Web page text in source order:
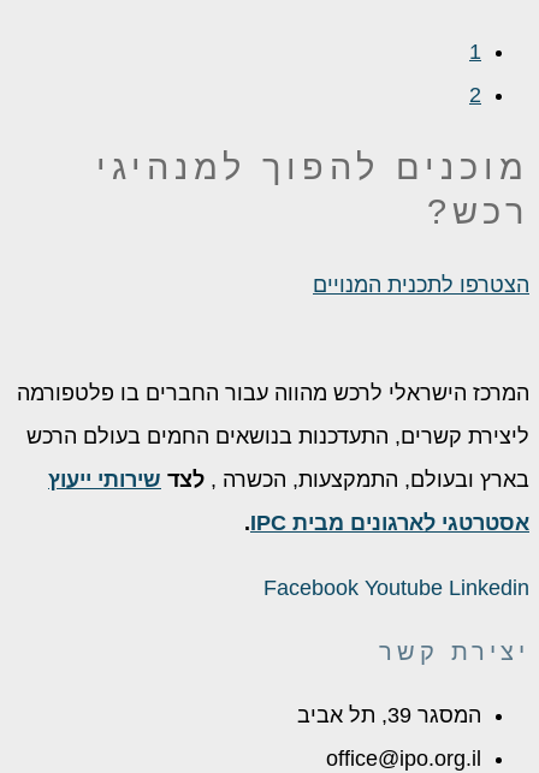
1
2
מוכנים להפוך למנהיגי
רכש?
הצטרפו לתכנית המנויים
המרכז הישראלי לרכש מהווה עבור החברים בו פלטפורמה
ליצירת קשרים, התעדכנות בנושאים החמים בעולם הרכש
בארץ ובעולם, התמקצעות, הכשרה , לצד שירותי ייעוץ
אסטרטגי לארגונים מבית IPC
.
Facebook Youtube Linkedin
יצירת קשר
המסגר 39, תל אביב
office@ipo.org.il